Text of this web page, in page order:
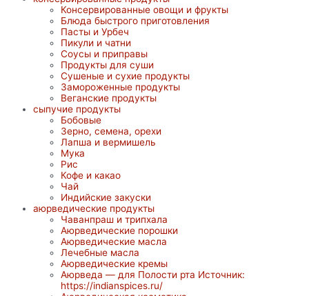
Консервированные овощи и фрукты
Блюда быстрого приготовления
Пасты и Урбеч
Пикули и чатни
Соусы и приправы
Продукты для суши
Сушеные и сухие продукты
Замороженные продукты
Веганские продукты
сыпучие продукты
Бобовые
Зерно, семена, орехи
Лапша и вермишель
Мука
Рис
Кофе и какао
Чай
Индийские закуски
аюрведические продукты
Чаванпраш и трипхала
Аюрведические порошки
Аюрведические масла
Лечебные масла
Аюрведические кремы
Аюрведа — для Полости рта Источник:
https://indianspices.ru/